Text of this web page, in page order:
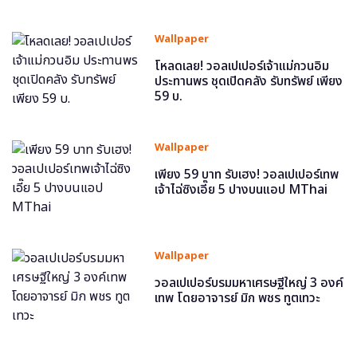
Wallpaper
โหลดเลย! วอลเปเปอร์เจ้าแม่กวนอิม
ประทานพร ชุดเปิดคลัง รับทรัพย์ เพียง
59 บ.
Wallpaper
เพียง 59 บาท รับเฮง! วอลเปเปอร์เทพ
เจ้าไฉ่ซิงเอี๊ย 5 ปางบนแอป MThai
Wallpaper
วอลเปเปอร์บรมมหาเศรษฐีใหญ่ 3 องค์
เทพ โดยอาจารย์ มิก พชร ทูตเทวะ